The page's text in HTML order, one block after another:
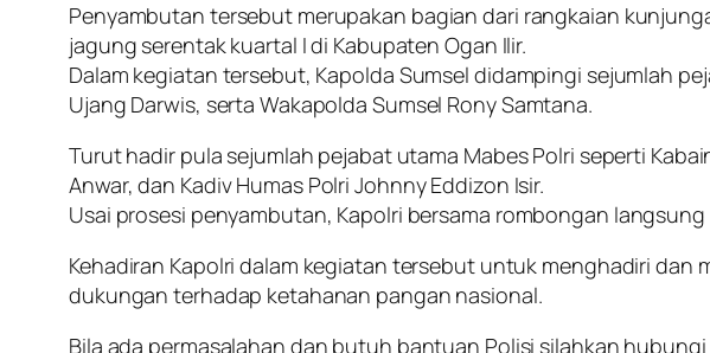
Penyambutan tersebut merupakan bagian dari rangkaian
jagung serentak kuartal I di Kabupaten Ogan Ilir.
Dalam kegiatan tersebut, Kapolda Sumsel didampingi sejumlah
Ujang Darwis, serta Wakapolda Sumsel Rony Samtana.
Turut hadir pula sejumlah pejabat utama Mabes Polri seperti
Anwar, dan Kadiv Humas Polri Johnny Eddizon Isir.
Usai prosesi penyambutan, Kapolri bersama rombongan
Kehadiran Kapolri dalam kegiatan tersebut untuk menghadiri
dukungan terhadap ketahanan pangan nasional.
Bila ada permasalahan dan butuh bantuan Polisi silahkan hubungi